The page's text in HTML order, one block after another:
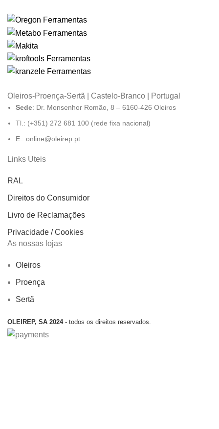
Oleiros-Proença-Sertã | Castelo-Branco | Portugal
Sede: Dr. Monsenhor Romão, 8 – 6160-426 Oleiros
Tl.: (+351) 272 681 100 (rede fixa nacional)
E.: online@oleirep.pt
Links Uteis
RAL
Direitos do Consumidor
Livro de Reclamações
Privacidade / Cookies
As nossas lojas
Oleiros
Proença
Sertã
OLEIREP, SA 2024 - todos os direitos reservados.